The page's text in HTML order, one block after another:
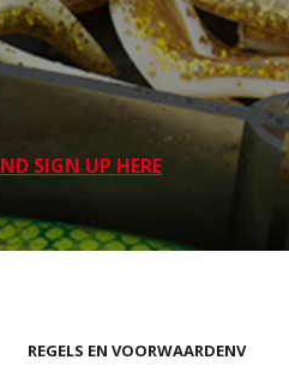
SIGN UP HERE
REGELS EN VOORWAARDENV